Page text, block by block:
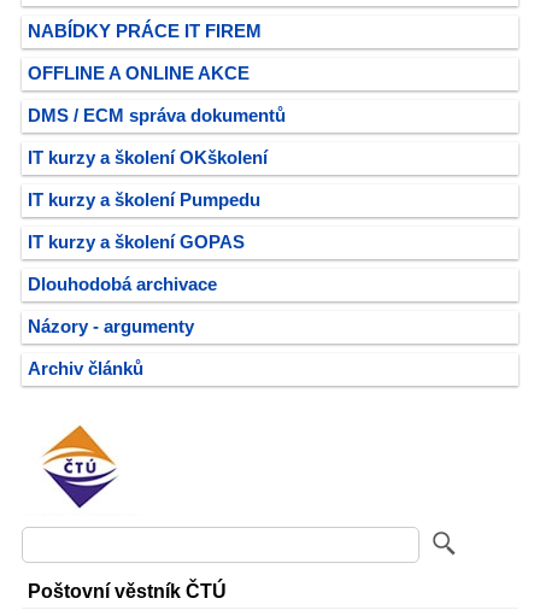
NABÍDKY PRÁCE IT FIREM
OFFLINE A ONLINE AKCE
DMS / ECM správa dokumentů
IT kurzy a školení OKškolení
IT kurzy a školení Pumpedu
IT kurzy a školení GOPAS
Dlouhodobá archivace
Názory - argumenty
Archiv článků
Poštovní věstník ČTÚ